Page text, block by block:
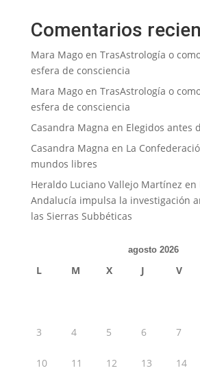
Comentarios
Mara Magoen TrasAstrología o
esfera de consciencia
Mara Magoen TrasAstrología o
esfera de consciencia
Casandra Magna en Elegidos antes
Casandra Magna en La
mundos libres
Heraldo Luciano Vallejo Martínez en
Andalucía impulsa la investigación
las Sierras Subbéticas
agosto 2026
L M X J V
3 4 5 6 7
10 11 12 13 14